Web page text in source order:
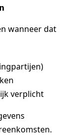
wanneer dat
verplicht